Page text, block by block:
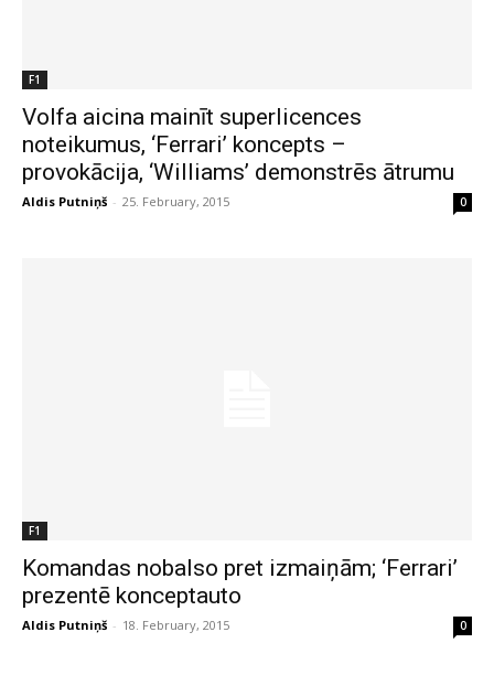
F1
Volfa aicina mainīt superlicences
noteikumus, ‘Ferrari’ koncepts –
provokācija, ‘Williams’ demonstrēs ātrumu
Aldis Putniņš - 25. February, 2015 0
F1
Komandas nobalso pret izmaiņām; ‘Ferrari’
prezentē konceptauto
Aldis Putniņš - 18. February, 2015 0